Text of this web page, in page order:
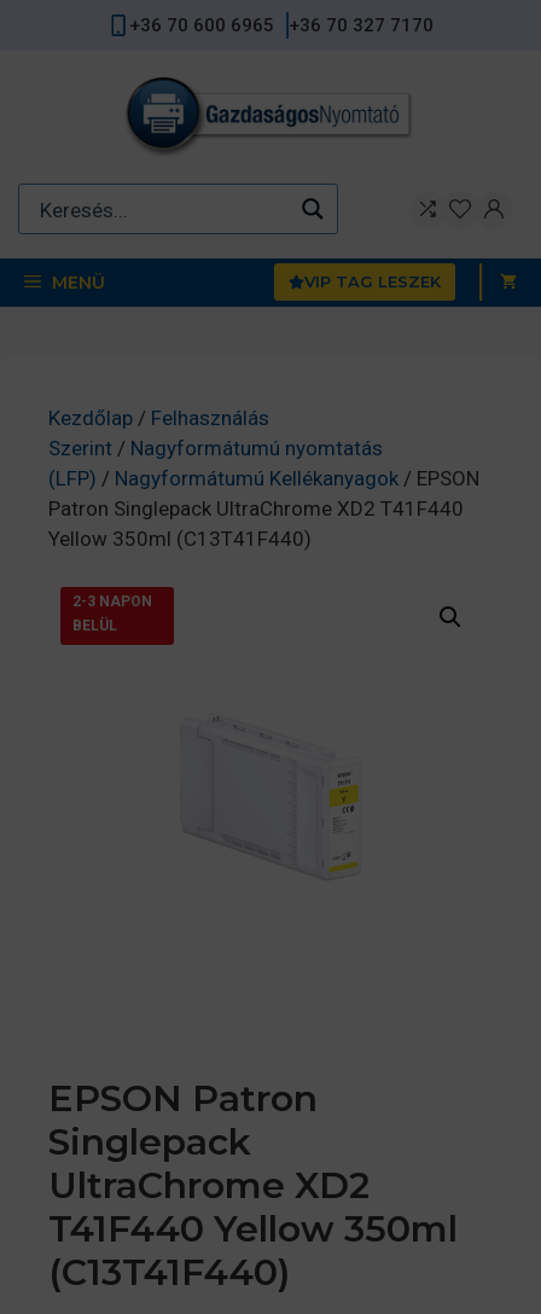
+36 70 600 6965 +36 70 327 7170
MENÜ VIP TAG LESZEK
Kezdőlap / Felhasználás
Szerint / Nagyformátumú nyomtatás
(LFP) / Nagyformátumú Kellékanyagok / EPSON
Patron Singlepack UltraChrome XD2 T41F440
Yellow 350ml (C13T41F440)
2-3 NAPON
BELÜL
EPSON Patron
Singlepack
UltraChrome XD2
T41F440 Yellow 350ml
(C13T41F440)